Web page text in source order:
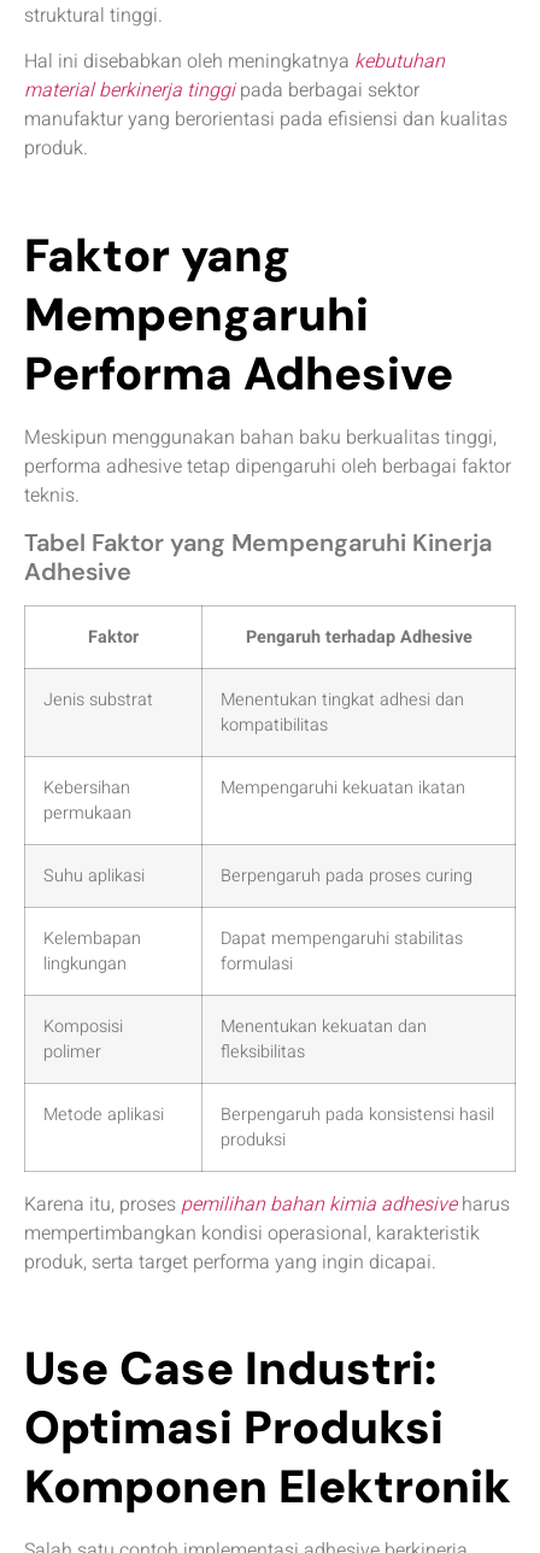
struktural tinggi.
Hal ini disebabkan oleh meningkatnya kebutuhan
material berkinerja tinggipada berbagai sektor
manufaktur yang berorientasi pada efisiensi dan kualitas
produk.
Faktor yang
Mempengaruhi
Performa Adhesive
Meskipun menggunakan bahan baku berkualitas tinggi,
performa adhesive tetap dipengaruhi oleh berbagai faktor
teknis.
Tabel Faktor yang Mempengaruhi Kinerja
Adhesive
Faktor Pengaruh terhadap Adhesive
Jenis substrat
Menentukan tingkat adhesi dan
kompatibilitas
Kebersihan
permukaan
Mempengaruhi kekuatan ikatan
Suhu aplikasi Berpengaruh pada proses curing
Kelembapan
lingkungan
Dapat mempengaruhi stabilitas
formulasi
Komposisi
polimer
Menentukan kekuatan dan
fleksibilitas
Metode aplikasi
Berpengaruh pada konsistensi hasil
produksi
Karena itu, proses pemilihan bahan kimia adhesiveharus
mempertimbangkan kondisi operasional, karakteristik
produk, serta target performa yang ingin dicapai.
Use Case Industri:
Optimasi Produksi
Komponen Elektronik